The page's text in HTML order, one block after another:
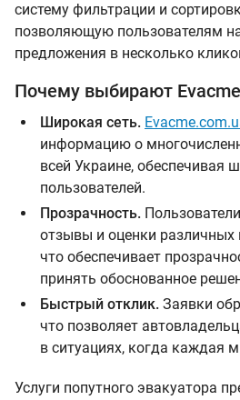
систему фильтрации и
позволяющую пользователям
предложения в несколько
Почему выбирают
Широкая сеть.
информацию о
всей Украине, обеспечивая
пользователей.
Прозрачность.
отзывы и оценки различных
что обеспечивает
принять обоснованное
Быстрый отклик. Заявки
что позволяет
в ситуациях, когда каждая
Услуги попутного эвакуатора